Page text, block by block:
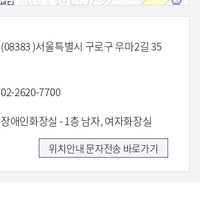
(08383 )서울특별시 구로구 우마2길 35
02-2620-7700
장애인화장실 - 1층 남자, 여자화장실
위치안내 문자전송 바로가기